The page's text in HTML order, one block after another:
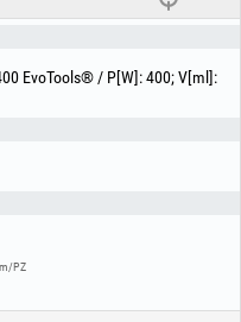
EvoTools® / P[W]: 400; V[ml]:
PZ